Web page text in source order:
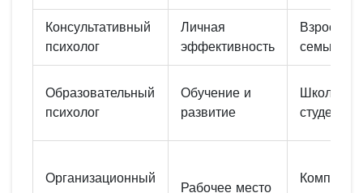
Консультативный
психолог
Личная
эффективность
Взрослые,
семьи
Образовательный
психолог
Обучение и
развитие
студенты
Организационный
Рабочее место
Компании,